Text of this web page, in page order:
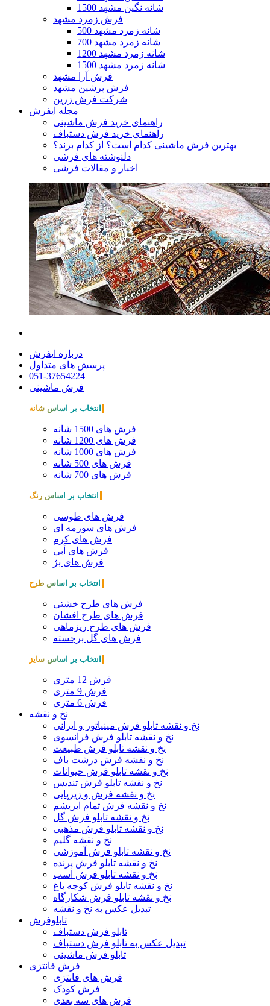
1500 شانه نگین مشهد
فرش زمرد مشهد
500 شانه زمرد مشهد
700 شانه زمرد مشهد
1200 شانه زمرد مشهد
1500 شانه زمرد مشهد
فرش آرا مشهد
فرش پرشین مشهد
شرکت فرش زرین
مجله ایفرش
راهنمای خرید فرش ماشینی
راهنمای خرید فرش دستباف
بهترین فرش ماشینی کدام است؟ از کدام برند؟
دلنوشته های فرشی
اخبار و مقالات فرشی
درباره ایفرش
پرسش های متداول
051-37654224
فرش ماشینی
انتخاب بر اساس شانه
فرش های 1500 شانه
فرش های 1200 شانه
فرش های 1000 شانه
فرش های 500 شانه
فرش های 700 شانه
انتخاب بر اساس رنگ
فرش های طوسی
فرش های سورمه ای
فرش های کرم
فرش های آبی
فرش های بژ
انتخاب بر اساس طرح
فرش های طرح خشتی
فرش های طرح افشان
فرش های طرح ریزماهی
فرش های گل برجسته
انتخاب بر اساس سایز
فرش 12 متری
فرش 9 متری
فرش 6 متری
نخ و نقشه
نخ و نقشه تابلو فرش مینیاتور و ایرانی
نخ و نقشه تابلو فرش فرانسوی
نخ و نقشه تابلو فرش طبیعت
نخ و نقشه فرش درشت باف
نخ و نقشه تابلو فرش حیوانات
نخ و نقشه تابلو فرش تندیس
نخ و نقشه فرش و زیرپایی
نخ و نقشه فرش تمام ابریشم
نخ و نقشه تابلو فرش گل
نخ و نقشه تابلو فرش مذهبی
نخ و نقشه گلیم
نخ و نقشه تابلو فرش آموزشی
نخ و نقشه تابلو فرش پرنده
نخ و نقشه تابلو فرش اسب
نخ و نقشه تابلو فرش کوچه باغ
نخ و نقشه تابلو فرش شکارگاه
تبدیل عکس به نخ و نقشه
تابلوفرش
تابلو فرش دستباف
تبدیل عکس به تابلو فرش دستباف
تابلو فرش ماشینی
فرش فانتزی
فرش های فانتزی
فرش کودک
فرش های سه بعدی